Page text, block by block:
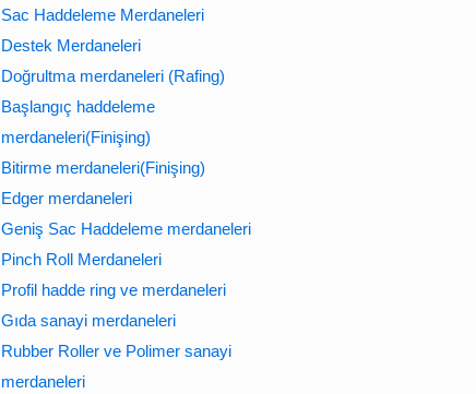
Sac Haddeleme Merdaneleri
Destek Merdaneleri
Doğrultma merdaneleri (Rafing)
Başlangıç haddeleme
merdaneleri(Finişing)
Bitirme merdaneleri(Finişing)
Edger merdaneleri
Geniş Sac Haddeleme merdaneleri
Pinch Roll Merdaneleri
Profil hadde ring ve merdaneleri
Gıda sanayi merdaneleri
Rubber Roller ve Polimer sanayi
merdaneleri